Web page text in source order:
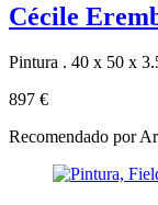
Cécile
Pintura . 40 x 50 x
897 €
Recomendado por